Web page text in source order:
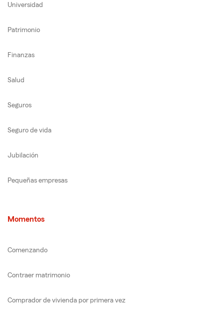
Universidad
Patrimonio
Finanzas
Salud
Seguros
Seguro de vida
Jubilación
Pequeñas empresas
Momentos
Comenzando
Contraer matrimonio
Comprador de vivienda por primera vez